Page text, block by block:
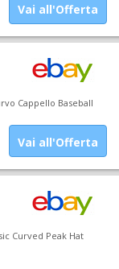
Vai all'Offerta
Cappello Baseball
Vai all'Offerta
Curved Peak Hat